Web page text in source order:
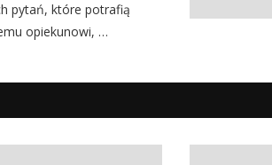
pytań, które potrafią
opiekunowi, …